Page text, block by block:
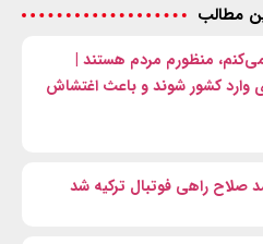
مطالب
منظورم مردم هستند |
وارد کشور شوند و باعث اغتشاش
صلاح راهی فوتبال ترکیه شد